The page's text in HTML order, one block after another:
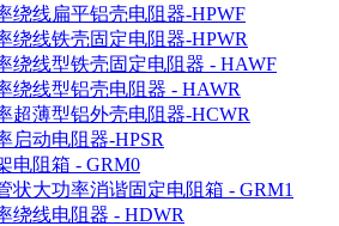
绕线扁平铝壳电阻器-HPWF
绕线铁壳固定电阻器-HPWR
绕线型铁壳固定电阻器 - HAWF
绕线型铝壳电阻器 - HAWR
超薄型铝外壳电阻器-HCWR
启动电阻器-HPSR
电阻箱 - GRM0
状大功率消谐固定电阻箱 - GRM1
绕线电阻器 - HDWR